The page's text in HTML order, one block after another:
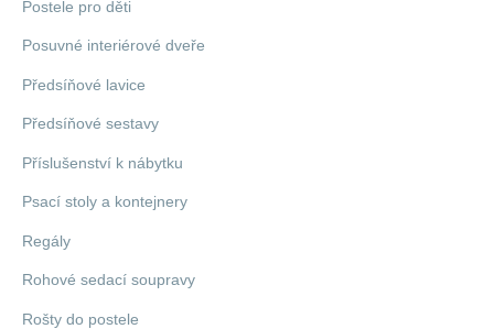
Postele pro děti
Posuvné interiérové dveře
Předsíňové lavice
Předsíňové sestavy
Příslušenství k nábytku
Psací stoly a kontejnery
Regály
Rohové sedací soupravy
Rošty do postele